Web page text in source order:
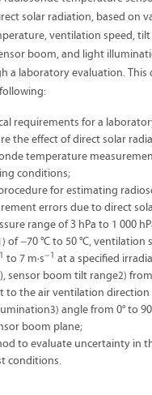
solar radiation, based on
ventilation speed,
boom, and light
a laboratory evaluation. This
requirements for a
the effect of direct solar
temperature
conditions;
for estimating
errors due to direct
range of 3 hPa to 1 000
of −70 °C to 50 °C, ventilation
to 7 m∙s−1 at a specified
sensor boom tilt range2)
to the air ventilation
3) angle from 0° to
boom plane;
to evaluate uncertainty in
conditions.